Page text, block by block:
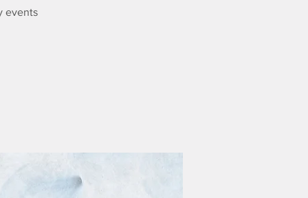
events